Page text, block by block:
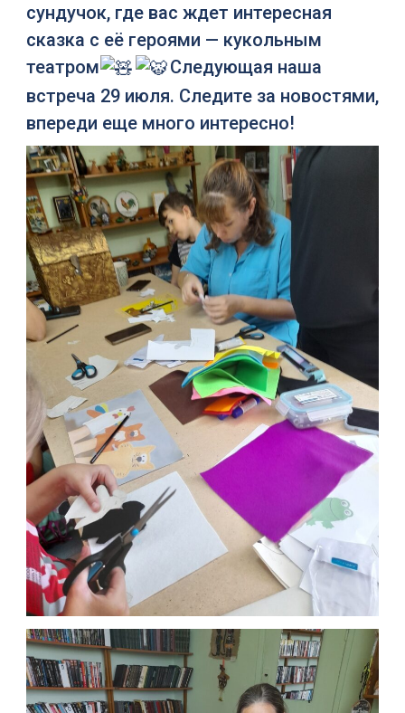
сундучок, где вас ждет интересная
сказка с её героями — кукольным
театром
Следующая наша
встреча 29 июля. Следите за новостями,
впереди еще много интересно!